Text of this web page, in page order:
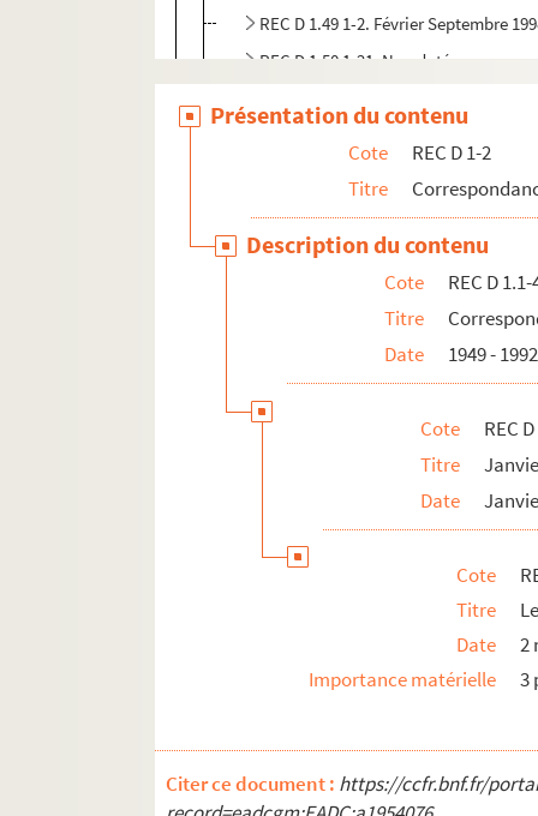
REC D 1.49 1-2. Février Septembre
REC D 1.50 1-21. Non datées.
REC D 2.1-6. Autres courriers.
REC J 1-11. Œuvre artistique et carrière.
REC L 1. Archives des collaborateurs d'Alain
REC M 1-4. Documentation générale sur la
REC T 1-3. Documents photographiques et
Présentation du contenu
Cote
REC D 1-2
Titre
Description du contenu
Cote
REC D
Titre
Date
1949 - 1992
Cote
REC
Titre
Date
Cote
Titre
Date
2
Importance matérielle
3
Citer ce document : https://ccfr.bnf.fr/